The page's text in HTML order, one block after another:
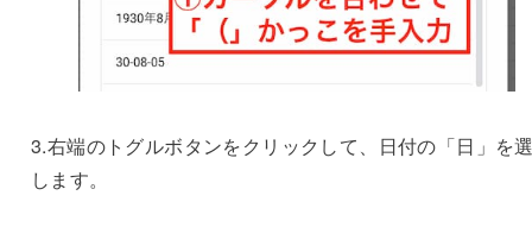
3.右端のトグルボタンをクリックして、日付の「日」を
します。